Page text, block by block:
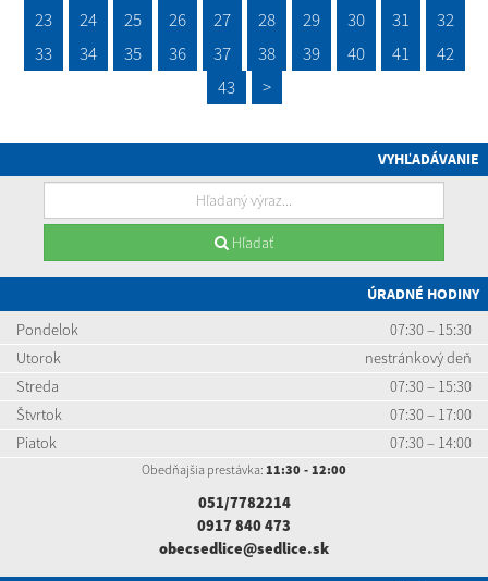
23
24 25 26 27 28 29 30 31
32
33
34 35 36 37 38 39 40 41
42
43
>
VYHĽADÁVANIE
Hľadať
ÚRADNÉ HODINY
Pondelok
07:30 – 15:30
Utorok
nestránkový deň
Streda
07:30 – 15:30
Štvrtok
07:30 – 17:00
Piatok
07:30 – 14:00
Obedňajšia prestávka: 11:30 - 12:00
051/7782214
0917 840 473
obecsedlice@sedlice.sk